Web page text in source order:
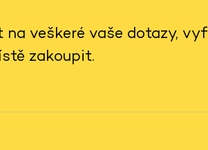
na veškeré vaše dotazy,
zakoupit.